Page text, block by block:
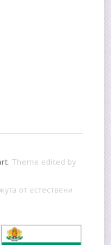
. Theme edited by
от естествени